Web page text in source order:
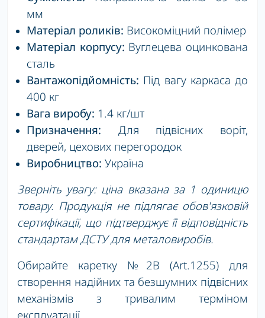
мм
Матеріал роликів: Високоміцний полімер
Матеріал корпусу: Вуглецева оцинкована
сталь
Вантажопідйомність: Під вагу каркаса до
400 кг
Вага виробу: 1.4 кг/шт
Призначення: Для підвісних воріт,
дверей, цехових перегородок
Виробництво: Україна
Зверніть увагу: ціна вказана за 1 одиницю
товару. Продукція не підлягає обов'язковій
сертифікації, що підтверджує її відповідність
стандартам ДСТУ для металовиробів.
Обирайте каретку №2В (Art.1255) для
створення надійних та безшумних підвісних
механізмів з тривалим терміном
експлуатації.